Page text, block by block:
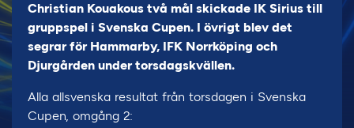
Christian Kouakous två mål skickade IK Sirius till
gruppspel i Svenska Cupen. I övrigt blev det
segrar för Hammarby, IFK Norrköping och
Djurgården under torsdagskvällen.
Alla allsvenska resultat från torsdagen i Svenska
Cupen, omgång 2: